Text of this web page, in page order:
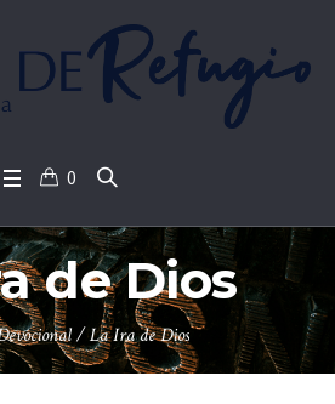
0
de Dios
/La Ira de Dios